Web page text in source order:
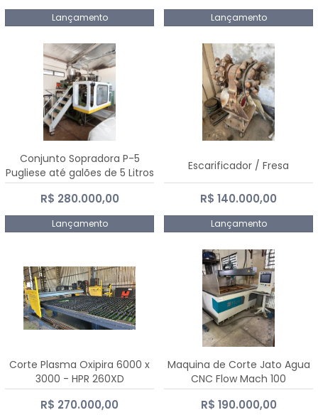
Lançamento Lançamento
Conjunto Sopradora P-5
Pugliese até galões de 5 Litros
R$ 280.000,00
Lançamento
Escarificador / Fresa
R$ 140.000,00
Lançamento
Corte Plasma Oxipira 6000 x
3000 - HPR 260XD
R$ 270.000,00
Maquina de Corte Jato Agua
CNC Flow Mach 100
R$ 190.000,00